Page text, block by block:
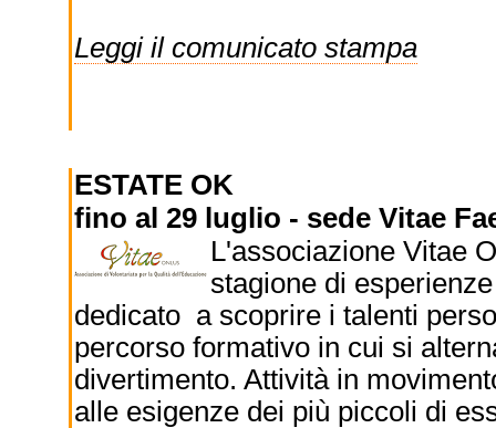
Leggi il comunicato stampa
ESTATE OK
fino al 29 luglio - sede Vitae
L'associazione Vitae
stagione di
dedicato a scoprire i talenti
percorso formativo in cui si
divertimento. Attività in
alle esigenze dei più piccoli di